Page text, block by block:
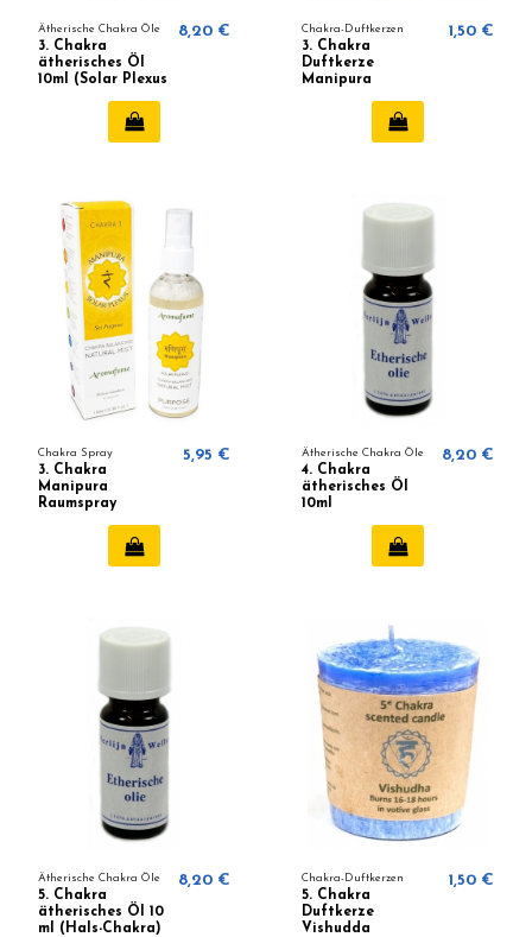
Ätherische Chakra Öle
3. Chakra
ätherisches Öl
10ml (Solar Plexus
8,20 € Chakra-Duftkerzen
3. Chakra
Duftkerze
Manipura
1,50 €
Chakra Spray
3. Chakra
Manipura
Raumspray
5,95 € Ätherische Chakra Öle
4. Chakra
ätherisches Öl
10ml
8,20 €
Ätherische Chakra Öle
5. Chakra
ätherisches Öl 10
ml (Hals-Chakra)
8,20 € Chakra-Duftkerzen
5. Chakra
Duftkerze
Vishudda
1,50 €